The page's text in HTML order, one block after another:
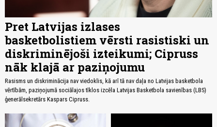
Pret Latvijas izlases
basketbolistiem vērsti rasistiski un
diskriminējoši izteikumi; Cipruss
nāk klajā ar paziņojumu
Rasisms un diskriminācija nav viedoklis, kā arī tā nav daļa no Latvijas basketbola
vērtībām, paziņojumā sociālajos tīklos izcēla Latvijas Basketbola savienības (LBS)
ģenerālsekretārs Kaspars Cipruss.